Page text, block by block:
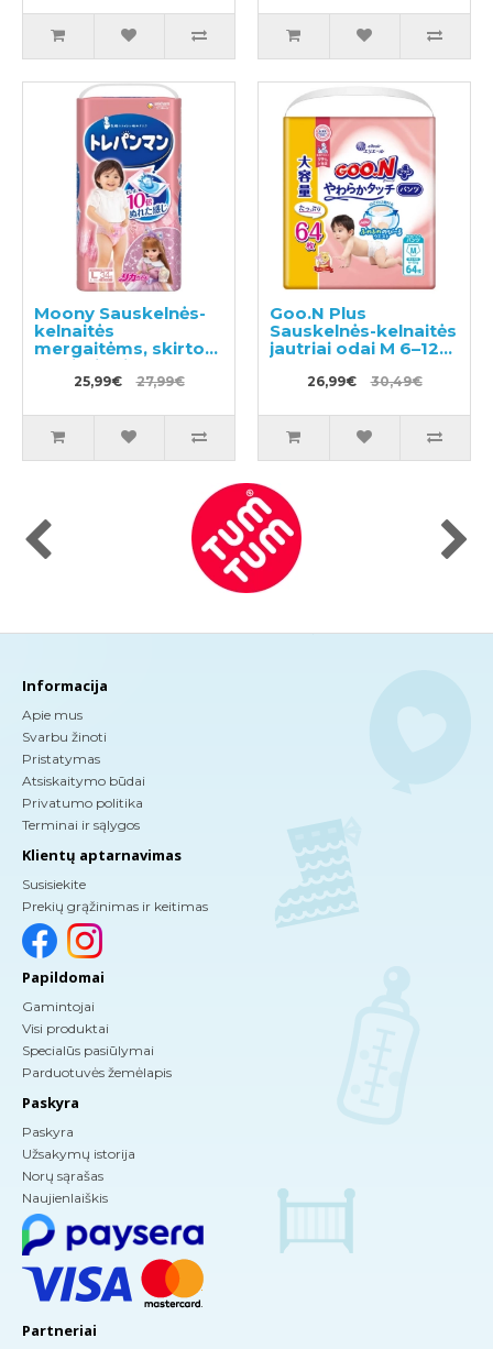
Moony Sauskelnės-
kelnaitės
mergaitėms, skirtos
pratinti prie tualeto
PL 9-14kg 34vnt
25,99€ 27,99€
Goo.N Plus
Sauskelnės-kelnaitės
jautriai odai M 6–12
26,99€ 30,49€
Informacija
Apie mus
Svarbu žinoti
Pristatymas
Atsiskaitymo būdai
Privatumo politika
Terminai ir sąlygos
Klientų aptarnavimas
Susisiekite
Prekių grąžinimas ir keitimas
Papildomai
Gamintojai
Visi produktai
Specialūs pasiūlymai
Parduotuvės žemėlapis
Paskyra
Paskyra
Užsakymų istorija
Norų sąrašas
Naujienlaiškis
Partneriai